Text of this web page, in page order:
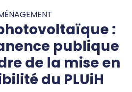
:
publique
de la mise en
du PLUiH